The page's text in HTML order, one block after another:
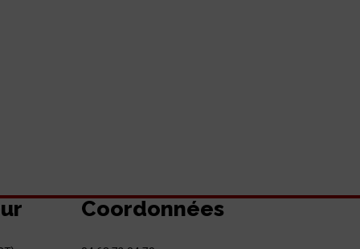
Coordonnées